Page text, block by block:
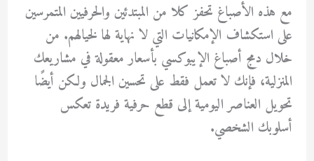
مع هذه الأصباغ تحفز كلا من المبتدئين والحرفيين المتمرسين
على استكشاف الإمكانيات التي لا نهاية لها لخيالهم. من
خلال دمج أصباغ الإيبوكسي بأسعار معقولة في مشاريعك
المنزلية، فإنك لا تعمل فقط على تحسين الجمال ولكن أيضًا
تحويل العناصر اليومية إلى قطع حرفية فريدة تعكس
أسلوبك الشخصي.